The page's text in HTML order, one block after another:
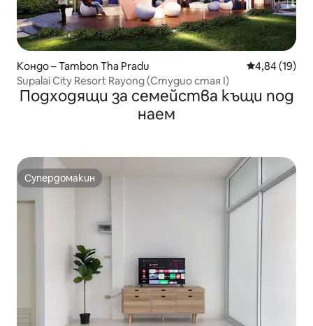
Кондо – Tambon Tha Pradu Средна
4,84 (19)
Supalai City Resort Rayong (Студио стая I)
Подходящи за семейства къщи под
наем
Супердомакин
Супердомакин